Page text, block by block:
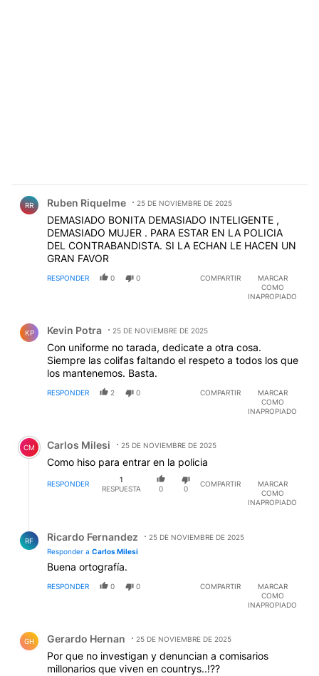
RR Ruben Riquelme 25 DE NOVIEMBRE DE 2025
DEMASIADO BONITA DEMASIADO INTELIGENTE ,
DEMASIADO MUJER . PARA ESTAR EN LA POLICIA
DEL CONTRABANDISTA. SI LA ECHAN LE HACEN UN
GRAN FAVOR
RESPONDER 0 0 COMPARTIR
MARCAR
COMO
INAPROPIADO
KP Kevin Potra 25 DE NOVIEMBRE DE 2025
Con uniforme no tarada, dedicate a otra cosa.
Siempre las colifas faltando el respeto a todos los que
los mantenemos. Basta.
RESPONDER 2 0 COMPARTIR
MARCAR
COMO
INAPROPIADO
Comentario de Carlos Milesi.
CM Carlos Milesi 25 DE NOVIEMBRE DE 2025
Como hiso para entrar en la policia
RESPONDER
1
RESPUESTA
0 0
COMPARTIR
MARCAR
COMO
INAPROPIADO
RF Ricardo Fernandez
25 DE NOVIEMBRE DE 2025
Responder a Carlos Milesi
Buena ortografía.
RESPONDER 0 0 COMPARTIR
MARCAR
COMO
INAPROPIADO
GH Gerardo Hernan 25 DE NOVIEMBRE DE 2025
Por que no investigan y denuncian a comisarios
millonarios que viven en countrys..!??